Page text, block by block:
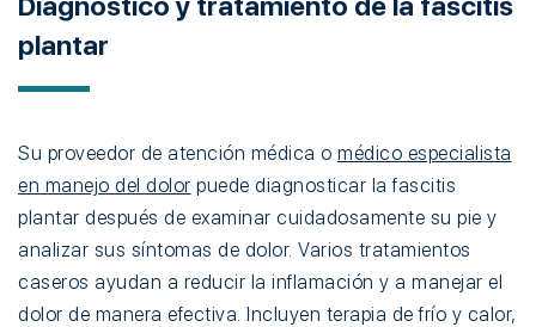
plantar
Su proveedor de atención médica o médico especialista
en manejo del dolor puede diagnosticar la fascitis
plantar después de examinar cuidadosamente su pie y
analizar sus síntomas de dolor. Varios tratamientos
caseros ayudan a reducir la inflamación y a manejar el
dolor de manera efectiva. Incluyen terapia de frío y calor,